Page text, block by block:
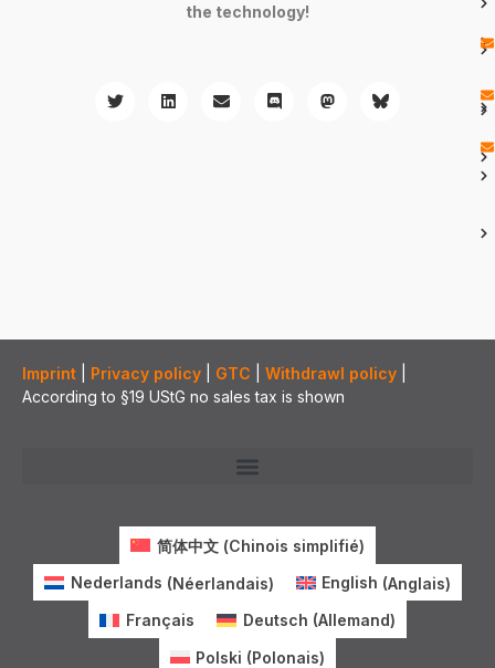
the technology!
Imprint Privacy policy GTC Withdrawl policy
According to §19 UStG no sales tax is shown
简体中文(Chinois simplifié)
Nederlands (Néerlandais) English (Anglais)
Français
Deutsch (Allemand)
Polski (Polonais)